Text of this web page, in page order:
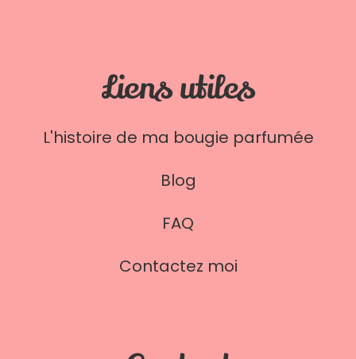
Liens utiles
L'histoire de ma bougie parfumée
Blog
FAQ
Contactez moi